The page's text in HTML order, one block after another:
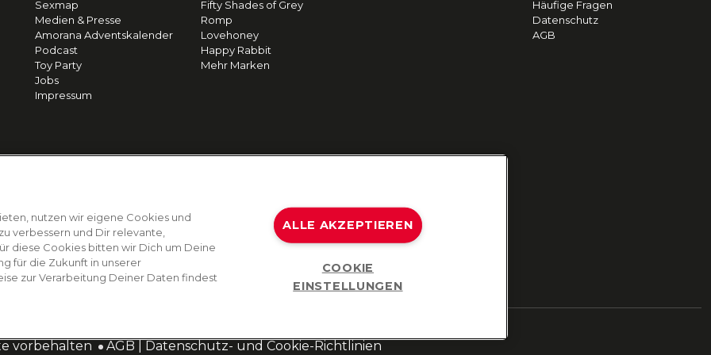
Sexmap
Medien & Presse
Amorana Adventskalender
Podcast
Toy Party
Jobs
Impressum
Fifty Shades of Grey
Romp
Lovehoney
Happy Rabbit
Mehr Marken
Häufige Fragen
Datenschutz
AGB
vorbehalten AGB Datenschutz- und Cookie-Richtlinien
nutzen wir eigene Cookies und
verbessern und Dir relevante,
diese Cookies bitten wir Dich um Deine
für die Zukunft in unserer
zur Verarbeitung Deiner Daten findest
ALLE AKZEPTIEREN
COOKIE
EINSTELLUNGEN